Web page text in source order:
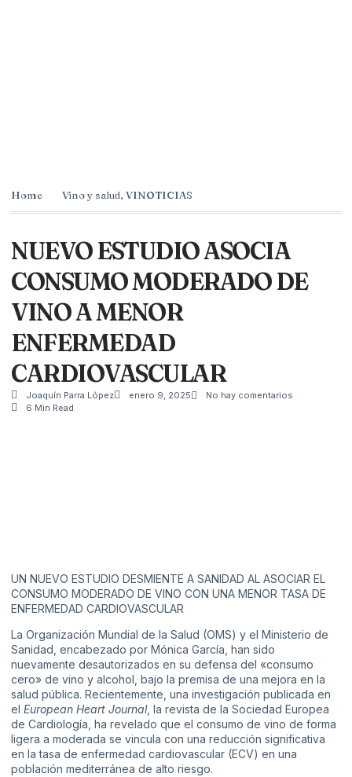
Home Vino y salud, VINOTICIAS
NUEVO ESTUDIO ASOCIA
CONSUMO MODERADO DE
VINO A MENOR
ENFERMEDAD
CARDIOVASCULAR
Joaquín Parra López enero 9, 2025
No hay comentarios
6 Min Read
UN NUEVO ESTUDIO DESMIENTE A SANIDAD AL ASOCIAR EL
CONSUMO MODERADO DE VINO CON UNA MENOR TASA DE
ENFERMEDAD CARDIOVASCULAR
La Organización Mundial de la Salud (OMS) y el Ministerio de
Sanidad, encabezado por Mónica García, han sido
nuevamente desautorizados en su defensa del «consumo
cero» de vino y alcohol, bajo la premisa de una mejora en la
salud pública. Recientemente, una investigación publicada en
el European Heart Journal, la revista de la Sociedad Europea
de Cardiología, ha revelado que el consumo de vino de forma
ligera a moderada se vincula con una reducción significativa
en la tasa de enfermedad cardiovascular (ECV) en una
población mediterránea de alto riesgo.